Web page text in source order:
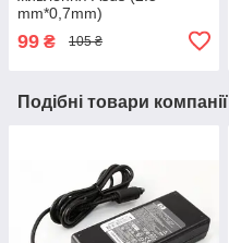
mm*0,7mm)
99 ₴ 105 ₴
Подібні товари компанії